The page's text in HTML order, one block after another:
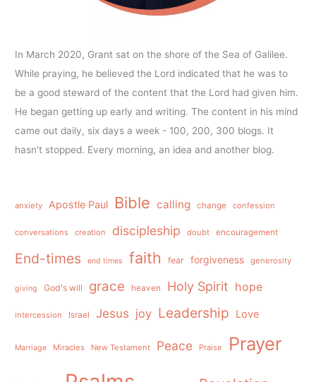
In March 2020, Grant sat on the shore of the Sea of Galilee.
While praying, he believed the Lord indicated that he was to
be a good steward of the content that the Lord had given him.
He began getting up early and writing. The content in his mind
came out daily, six days a week - 100, 200, 300 blogs. It
hasn't stopped. Every morning, an idea and another blog.
anxiety Apostle Paul Bible calling change confession
conversations creation discipleship doubt encouragement
End-times end times faith fear forgiveness generosity
giving God's will grace heaven Holy Spirit hope
intercession Israel Jesus joy Leadership Love
Marriage Miracles New Testament Peace Praise Prayer